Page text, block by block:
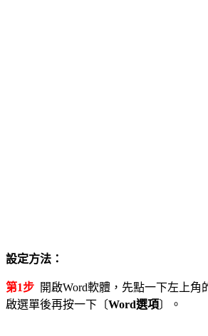
設定方法：
第1步 開啟Word軟體，先點一下左上角
啟選單後再按一下〔Word選項〕。